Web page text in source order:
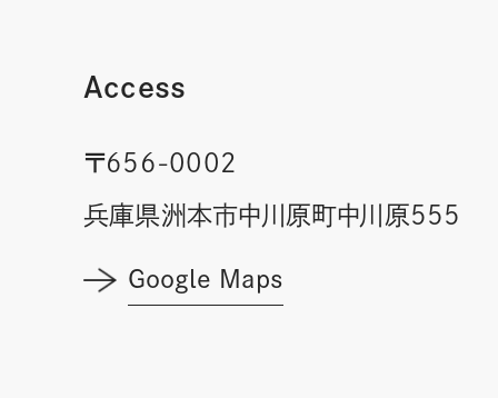
Access
〒656-0002
兵庫県洲本市中川原町中川原555
Google Maps